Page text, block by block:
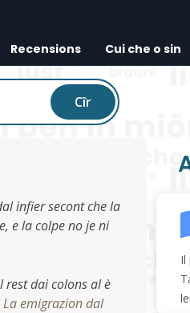
Recensions Cui che o sin
Cîr
infier secont che la
e la colpe no je ni
rest dai colons al è
La emigrazion dal
Il